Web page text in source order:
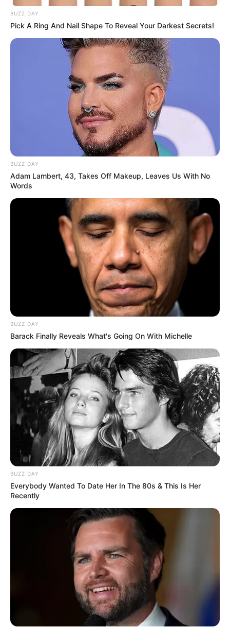
BUZZ DAY
Pick A Ring And Nail Shape To Reveal Your Darkest Secrets!
BUZZ DAY
Adam Lambert, 43, Takes Off Makeup, Leaves Us With No
Words
BUZZ DAY
Barack Finally Reveals What's Going On With Michelle
BUZZ DAY
Everybody Wanted To Date Her In The 80s & This Is Her
Recently